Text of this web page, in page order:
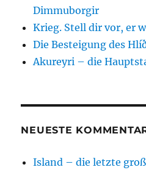
Dimmuborgir
Krieg. Stell dir vor, er
Die Besteigung des
Akureyri – die
NEUESTE
Island – die letzte